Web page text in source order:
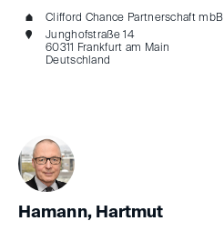
Clifford Chance Partnerschaft mbB
Junghofstraße 14
60311 Frankfurt am Main
Deutschland
Hamann, Hartmut